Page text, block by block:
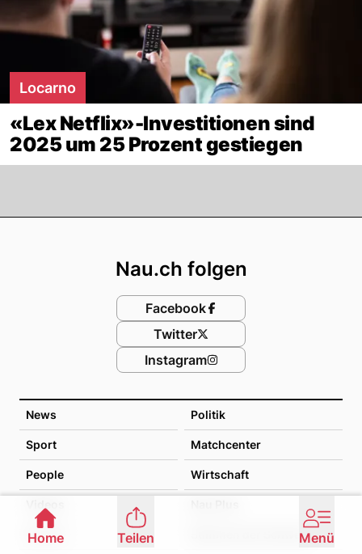
Locarno
«Lex Netflix»-Investitionen sind
2025 um 25 Prozent gestiegen
News Politik
Sport Matchcenter
People Wirtschaft
Games Stimmen der Schweiz
Nau.ch folgen
Facebook
Twitter
Instagram
Home Teilen Menü